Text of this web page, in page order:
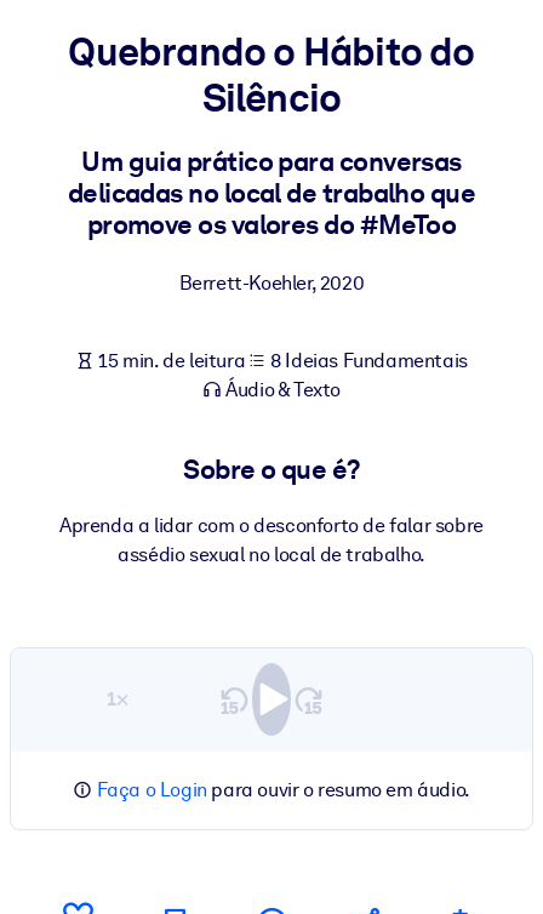
Leve conhecimento verificado e conciso para seu LMS/LXP para
resultados de aprendizagem mais sólidos.
Para bibliotecas corporativas
negócios confiável e pronto para uso.
Alimente seus sistemas de IA com conhecimento confiável e
estruturado para melhorar os resultados.
Quebrando o Hábito do
Silêncio
Um guia prático para conversas
delicadas no local de trabalho que
promove os valores do #MeToo
Berrett-Koehler,2020
15 min. de leitura
8 Ideias Fundamentais
Áudio & Texto
Sobre o que é?
Aprenda a lidar com o desconforto de falar sobre
assédio sexual no local de trabalho.
1×
Faça o Login para ouvir o resumo em áudio.